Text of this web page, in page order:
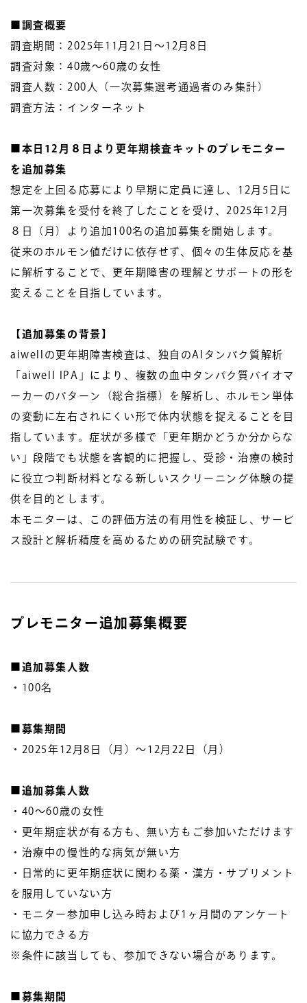
■調査概要
調査期間：2025年11月21日～12月8日
調査対象：40歳～60歳の女性
調査人数：200人（一次募集選考通過者のみ集計）
調査方法：インターネット
■本日12月８日より更年期検査キットのプレモニター
を追加募集
想定を上回る応募により早期に定員に達し、12月5日に
第一次募集を受付を終了したことを受け、2025年12月
８日（月）より追加100名の追加募集を開始します。
従来のホルモン値だけに依存せず、個々の生体反応を基
に解析することで、更年期障害の理解とサポートの形を
変えることを目指しています。
【追加募集の背景】
aiwellの更年期障害検査は、独自のAIタンパク質解析
「aiwell IPA」により、複数の血中タンパク質バイオマ
ーカーのパターン（総合指標）を解析し、ホルモン単体
の変動に左右されにくい形で体内状態を捉えることを目
指しています。症状が多様で「更年期かどうか分からな
い」段階でも状態を客観的に把握し、受診・治療の検討
に役立つ判断材料となる新しいスクリーニング体験の提
供を目的とします。
本モニターは、この評価方法の有用性を検証し、サービ
ス設計と解析精度を高めるための研究試験です。
プレモニター追加募集概要
■追加募集人数
・100名
■募集期間
・2025年12月8日（月）〜12月22日（月）
■追加募集人数
・40〜60歳の女性
・更年期症状が有る方も、無い方もご参加いただけます
・治療中の慢性的な病気が無い方
・日常的に更年期症状に関わる薬・漢方・サプリメント
を服用していない方
・モニター参加申し込み時および1ヶ月間のアンケート
に協力できる方
※条件に該当しても、参加できない場合があります。
■募集期間